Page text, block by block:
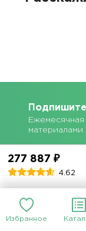
Избранное
277 887 ₽
4.62